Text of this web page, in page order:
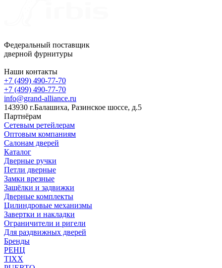
Федеральный поставщик
дверной фурнитуры
Наши контакты
+7 (499) 490-77-70
+7 (499) 490-77-70
info@grand-alliance.ru
143930 г.Балашиха, Разинское шоссе, д.5
Партнёрам
Сетевым ретейлерам
Оптовым компаниям
Салонам дверей
Каталог
Дверные ручки
Петли дверные
Замки врезные
Защёлки и задвижки
Дверные комплекты
Цилиндровые механизмы
Завертки и накладки
Ограничители и ригели
Для раздвижных дверей
Бренды
РЕНЦ
TIXX